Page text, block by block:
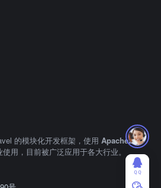
的模块化开发框架，使用 Apache2.0
用，目前被广泛应用于各大行业。
ＱＱ